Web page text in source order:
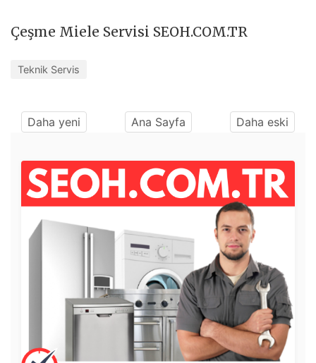
Çeşme Miele Servisi SEOH.COM.TR
Teknik Servis
Daha yeni Ana Sayfa Daha eski